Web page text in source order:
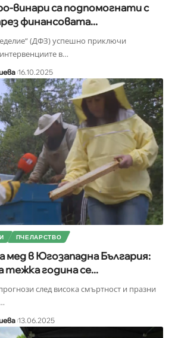
винари са подпомогнати с
финансовата...
(ДФЗ) успешно приключи
в…
16.10.2025
ПЧЕЛАРСТВО
мед в Югозападна България:
тежка година се...
след висока смъртност и празни
…
13.06.2025